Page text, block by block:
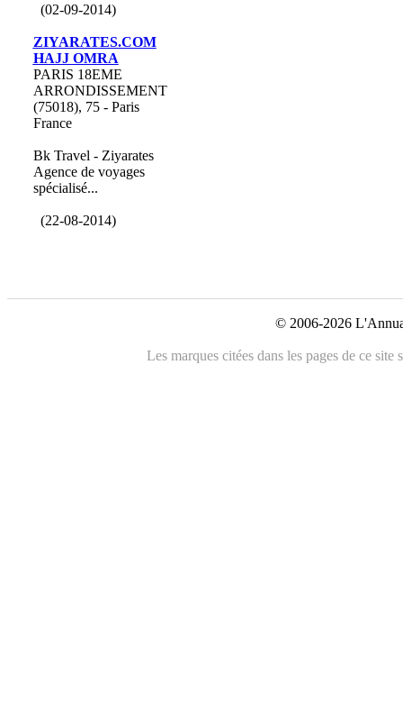
(02-09-2014)
ZIYARATES.COM
HAJJ OMRA
PARIS 18EME
ARRONDISSEMENT
(75018), 75 - Paris
France
Bk Travel - Ziyarates
Agence de voyages
spécialisé...
(22-08-2014)
© 2006-2026
Les marques citées dans les pages de ce